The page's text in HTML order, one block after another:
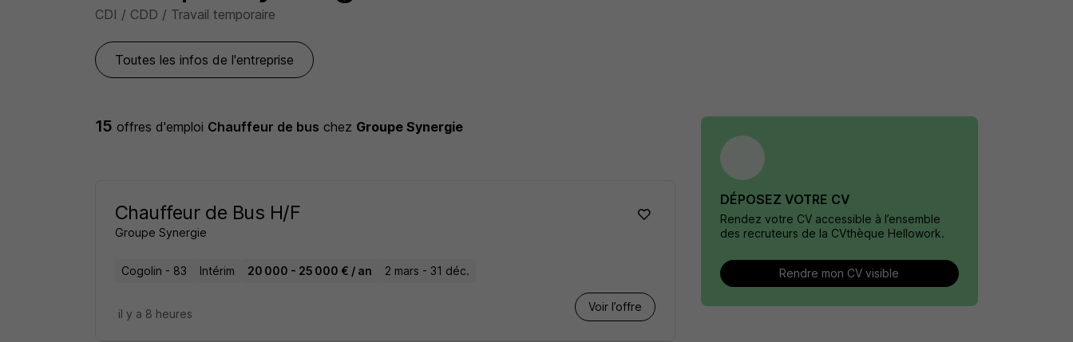
CDI / CDD / Travail temporaire
Toutes les infos de l'entreprise
15 offres d'emploi Chauffeur de bus chez Groupe Synergie
Chauffeur de Bus H/F
Groupe Synergie
Cogolin - 83 Intérim 20 000 - 25 000 € / an 2 mars - 31 déc.
Voir l’offre
il y a 8 heures
DÉPOSEZ VOTRE CV
Rendez votre CV accessible à l’ensemble
des recruteurs de la CVthèque Hellowork.
Rendre mon CV visible